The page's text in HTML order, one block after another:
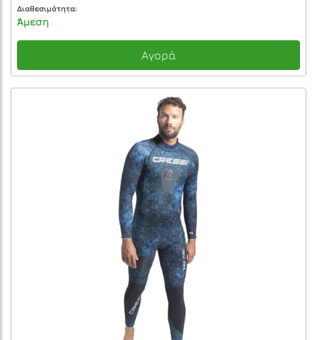
Διαθεσιμότητα:
Άμεση
Αγορά